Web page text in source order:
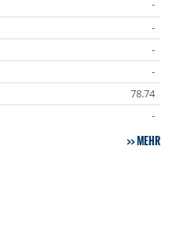
-
-
-
-
78.74
-
MEHR